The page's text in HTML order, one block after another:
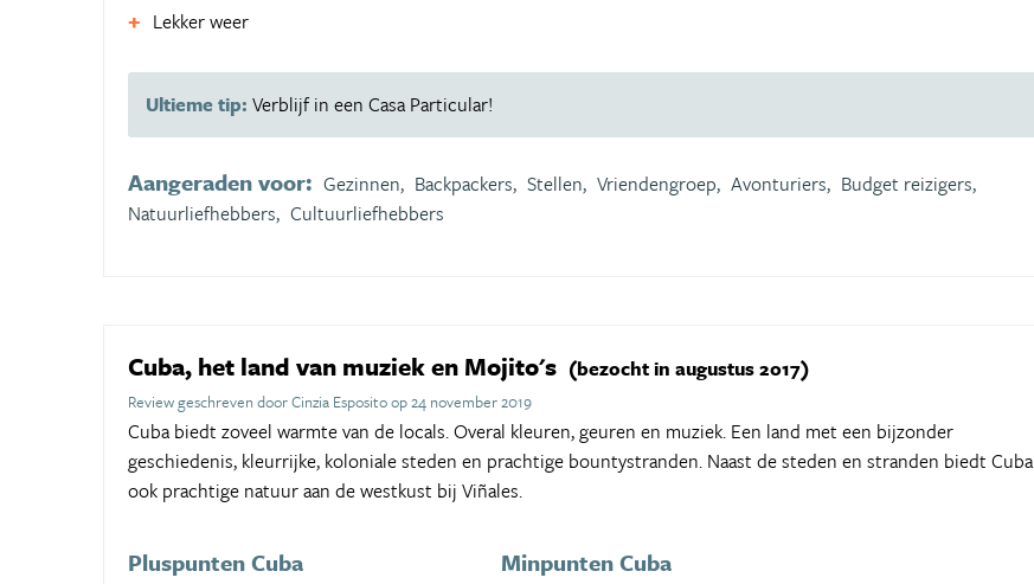
Lekker weer
Ultieme tip: Verblijf in een Casa Particular!
Aangeraden voor: Gezinnen, Backpackers, Stellen, Vriendengroep, Avonturiers, Budget reizigers,
Natuurliefhebbers, Cultuurliefhebbers
Cuba, het land van muziek en Mojito's (bezocht in augustus 2017)
Review geschreven door Cinzia Esposito op 24 november 2019
Cuba biedt zoveel warmte van de locals. Overal kleuren, geuren en muziek. Een land met een bijzonder
geschiedenis, kleurrijke, koloniale steden en prachtige bountystranden. Naast de steden en stranden biedt Cuba
ook prachtige natuur aan de westkust bij Viñales.
Pluspunten Cuba Minpunten Cuba